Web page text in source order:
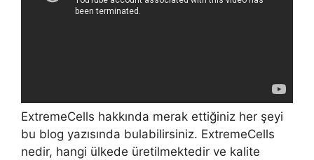
ExtremeCells hakkında merak ettiğiniz her şeyi
bu blog yazısında bulabilirsiniz. ExtremeCells
nedir, hangi ülkede üretilmektedir ve kalite